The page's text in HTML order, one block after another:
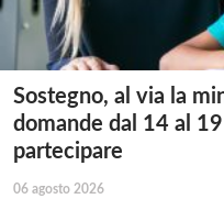
Sostegno, al via la
domande dal 14 al
partecipare
06 agosto 2026